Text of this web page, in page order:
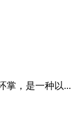
掌，是一种以...